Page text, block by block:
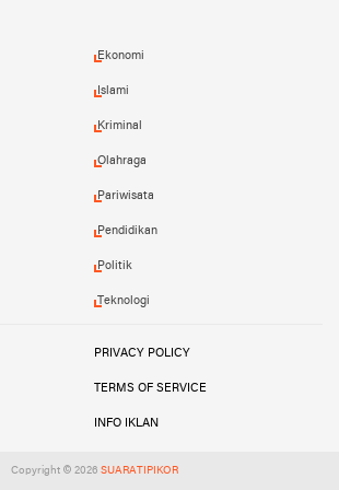
Ekonomi
Islami
Kriminal
Olahraga
Pariwisata
Pendidikan
Politik
Teknologi
PRIVACY POLICY
TERMS OF SERVICE
INFO IKLAN
Copyright © 2026 SUARATIPIKOR